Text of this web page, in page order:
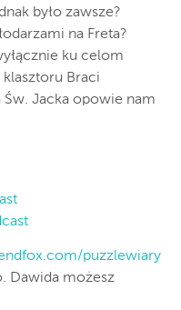
było zawsze?
na Freta?
ku celom
Braci
Jacka opowie nam
puzzlewiary
Dawida możesz